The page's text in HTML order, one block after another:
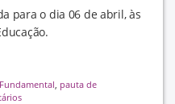
para o dia 06 de abril, às
, pauta de